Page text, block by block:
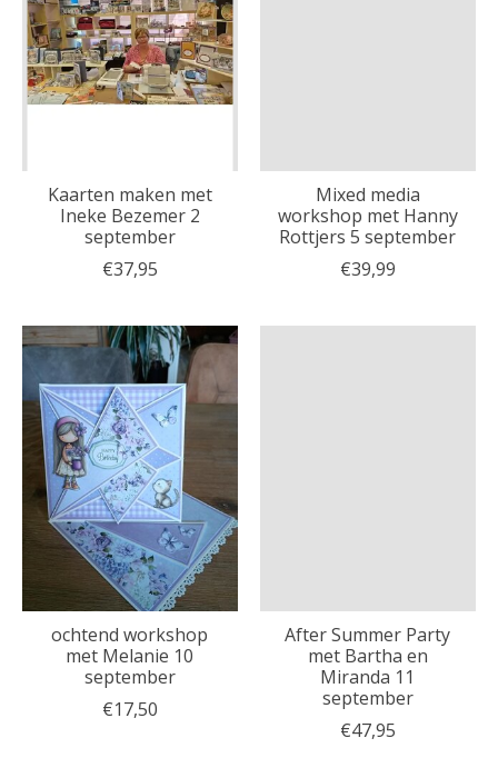
Kaarten maken met
Ineke Bezemer 2
september
€37,95
Mixed media
workshop met Hanny
Rottjers 5 september
€39,99
ochtend workshop
met Melanie 10
september
€17,50
After Summer Party
met Bartha en
Miranda 11
september
€47,95